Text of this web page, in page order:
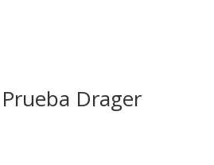
Drager